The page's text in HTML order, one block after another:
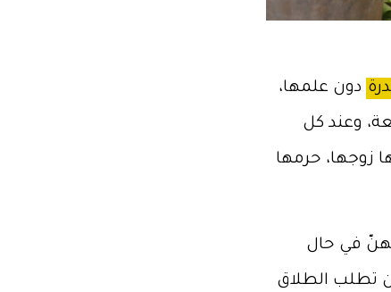
دون علمها،
وعند كل
زوجها، حرمها
في حال
تطلب الطلاق